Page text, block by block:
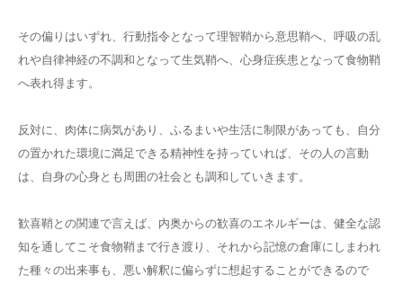
その偏りはいずれ、行動指令となって理智鞘から意思鞘へ、呼吸の乱
れや自律神経の不調和となって生気鞘へ、心身症疾患となって食物鞘
へ表れ得ます。
反対に、肉体に病気があり、ふるまいや生活に制限があっても、自分
の置かれた環境に満足できる精神性を持っていれば、その人の言動
は、自身の心身とも周囲の社会とも調和していきます。
歓喜鞘との関連で言えば、内奥からの歓喜のエネルギーは、健全な認
知を通してこそ食物鞘まで行き渡り、それから記憶の倉庫にしまわれ
た種々の出来事も、悪い解釈に偏らずに想起することができるので